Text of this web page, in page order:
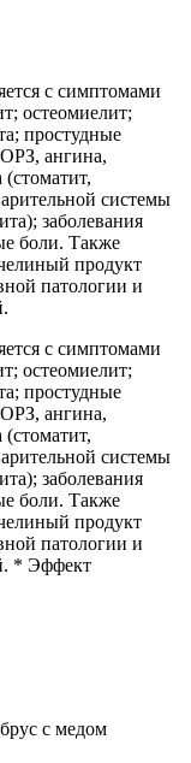
с симптомами
остеомиелит;
простудные
ангина,
системы
заболевания
боли. Также
продукт
патологии и
с симптомами
остеомиелит;
простудные
ангина,
системы
заболевания
боли. Также
продукт
патологии и
* Эффект
с медом